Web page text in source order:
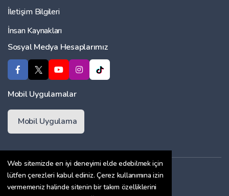
Web sitemizde en iyi deneyimi elde edebilmek için
lütfen çerezleri kabul ediniz. Çerez kullanımına izin
vermemeniz halinde sitenin bir takım özelliklerini
İletişim Bilgileri
İnsan Kaynakları
Sosyal Medya Hesaplarımız
Mobil Uygulamalar
Mobil Uygulama
Üyelik Sözleşmesi
Çerez Politikası